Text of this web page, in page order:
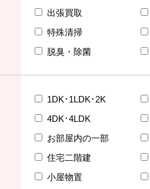
出張買取
特殊清掃
脱臭・除菌
1DK･1LDK･2K
4DK･4LDK
お部屋内の一部
住宅二階建
小屋物置